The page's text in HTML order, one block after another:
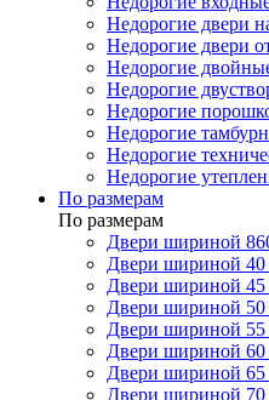
Недорогие двери
Недорогие двери
Недорогие
Недорогие
Недорогие
Недорогие
Недорогие
Недорогие
По размерам
По размерам
Двери шириной
Двери шириной 40
Двери шириной 45
Двери шириной 50
Двери шириной 55
Двери шириной 60
Двери шириной 65
Двери шириной 70